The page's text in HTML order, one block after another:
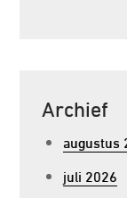
Archief
augustus
juli 2026